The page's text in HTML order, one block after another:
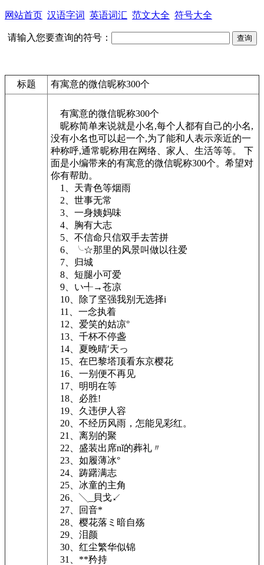
网站首页 汉语字词 英语词汇 范文大全 符号大全
请输入您要查询的符号：
标题 有寓意的微信昵称300个
有寓意的微信昵称300个
昵称简单来说就是小名,每个人都有自己的小名,
没有小名也可以起一个,为了能和人表示亲近的一
种称呼,通常昵称用在网络、家人、生活等等。 下
面是小编带来的有寓意的微信昵称300个。希望对
你有帮助。
1、天青色等烟雨
2、世事无常
3、一身姨妈味
4、胸有大志
5、不信命只信双手去苦拼
6、╰☆那里的风景叫做以往爱
7、归城
8、短腿小可爱
9、い╃→苍凉ゝ
10、除了坚强我别无选择i
11、一念执着
12、爱笑的姑凉°
13、千杯不停盏
14、夏晚晴′天っ
15、在巴黎塔顶看东京樱花
16、一别便不再见
17、明明在等
18、必胜!
19、久违伊人容
20、不经历风雨，怎能见彩红。
21、离别的聚
22、盛装出席nǐ的葬礼〃
23、如履薄冰°
24、踌躇满志
25、冰童的主角
26、╲_貝戈↙
27、回音*
28、樱花落ミ暗自殇
29、泪颜
30、红尘繁华似锦
31、**矜持